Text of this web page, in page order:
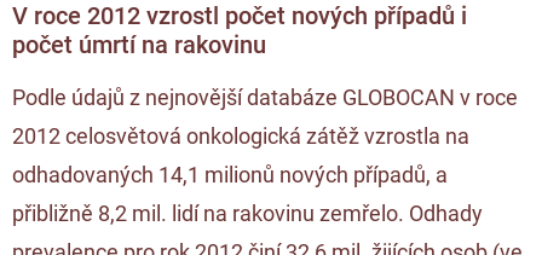
V roce 2012 vzrostl počet nových případů i
počet úmrtí na rakovinu
Podle údajů z nejnovější databáze GLOBOCAN v roce
2012 celosvětová onkologická zátěž vzrostla na
odhadovaných 14,1 milionů nových případů, a
přibližně 8,2 mil. lidí na rakovinu zemřelo. Odhady